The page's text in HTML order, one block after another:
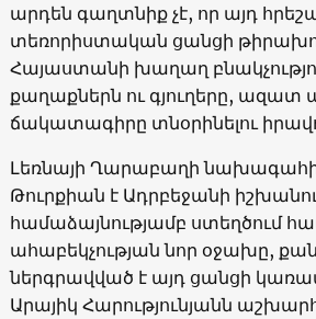
արդեն գաղտնիք չէ, որ այդ
տեռորիստական ցանցի
Հայաստանի խաղաղ
քաղաքներն ու գյուղերը, ազատ
ճակատագիրը տնօրինելու
Լեռնայի Ղարաբաղի նախագահի
Թուրքիան է Ադրբեջանի
համաձայնությամբ ստեղծում
ահաբեկչության նոր օջախը,
ներգրավված է այդ ցանցի
Արայիկ Հարությունյանն